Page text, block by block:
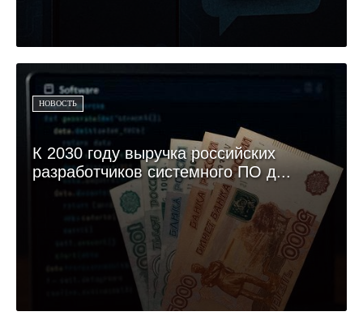
НОВОСТЬ
К 2030 году выручка российских
разработчиков системного ПО д...